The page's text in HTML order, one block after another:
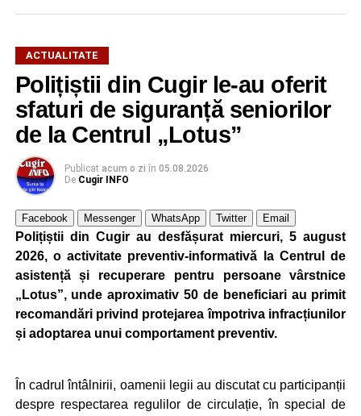
lucrat la Uzina Mecanică Cugir care era întreprindere de
și aici bugetele sunt ale firmelor. Foarte mulți dintre
foarte mult pentru că eu nu am început niciodată un
proiect, o comandă, din ziua în care mi s-a dat, ci am
început planificarea livrării din ziua în care trebuia să
încep producția. Lucrul acesta mi-a dat întotdeuna succes.
Dacă nu te implici 150% într-un proiect, ai mare șanse să
ratezi”.
Elon Musk mi-a strâns mâna de trei ori
„Am avut șansă să lucrez pentru Elon Musk. Mi-a strâns
mâna de trei ori. Am fost director de proiect la prima lui
fabrică de autoturisme din Fremont. Nu comentez prea
multe la adresa domniei sale fiindcă a intrat în politcă (
echipa președintelui Donald Trump) și a făcut o mare
O parte dintre realizările dr. ing. Alexandru Jittu
ACTUALITATE
Polițiștii din Cugir le-au oferit
sfaturi de siguranță seniorilor
de la Centrul „Lotus”
Publicat acum o zi în 05.08.2026
De Cugir INFO
Facebook Messenger WhatsApp Twitter Email
Polițiștii din Cugir au desfășurat miercuri, 5 august
2026, o activitate preventiv-informativă la Centrul de
asistență și recuperare pentru persoane vârstnice
„Lotus”, unde aproximativ 50 de beneficiari au primit
recomandări privind protejarea împotriva infracțiunilor
și adoptarea unui comportament preventiv.
În cadrul întâlnirii, oamenii legii au discutat cu participanții
despre respectarea regulilor de circulație, în special de